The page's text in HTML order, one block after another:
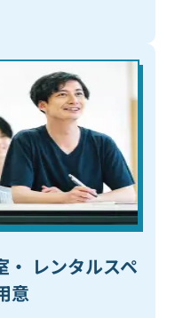
・ レンタルスペ
意